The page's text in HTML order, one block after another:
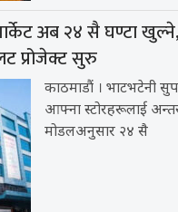
अब २४ सै घण्टा खुल्ने,
प्रोजेक्ट सुरु
काठमाडौं । भाटभटेनी
आफ्ना स्टोरहरूलाई
मोडलअनुसार २४ सै